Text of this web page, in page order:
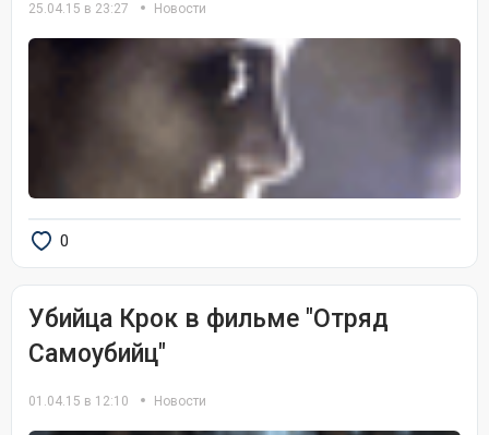
25.04.15 в 23:27 Новости
0
Убийца Крок в фильме "Отряд
Самоубийц"
01.04.15 в 12:10 Новости